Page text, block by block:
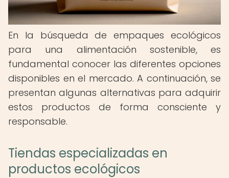
En la búsqueda de empaques ecológicos
para una alimentación sostenible, es
fundamental conocer las diferentes opciones
disponibles en el mercado. A continuación, se
presentan algunas alternativas para adquirir
estos productos de forma consciente y
responsable.
Tiendas especializadas en
productos ecológicos